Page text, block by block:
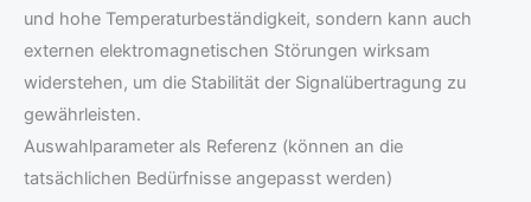
und hohe Temperaturbeständigkeit, sondern kann auch
externen elektromagnetischen Störungen wirksam
widerstehen, um die Stabilität der Signalübertragung zu
gewährleisten.
Auswahlparameter als Referenz (können an die
tatsächlichen Bedürfnisse angepasst werden)